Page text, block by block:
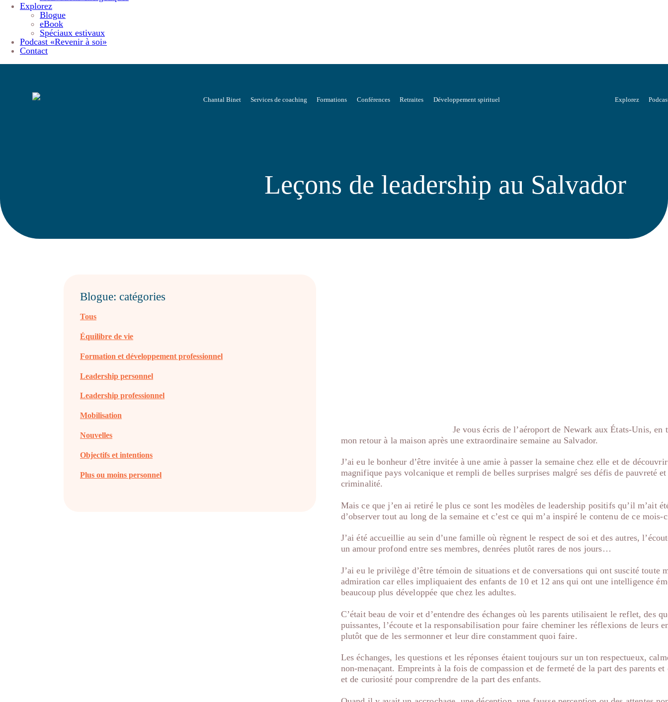
Explorez
Blogue
eBook
Spéciaux estivaux
Podcast «Revenir à soi»
Contact
Chantal Binet Services de coaching Formations Conférences Retraites Développement spirituel Explorez
Leçons de leadership au Salvador
Blogue: catégories
Tous
Équilibre de vie
Formation et développement professionnel
Leadership personnel
Leadership professionnel
Mobilisation
Nouvelles
Objectifs et intentions
Plus ou moins personnel
Je vous écris de l’aéroport de Newark aux États-Unis, en
mon retour à la maison après une extraordinaire semaine au Salvador.
J’ai eu le bonheur d’être invitée à une amie à passer la semaine chez elle et de
magnifique pays volcanique et rempli de belles surprises malgré ses défis de pauvreté et
criminalité.
Mais ce que j’en ai retiré le plus ce sont les modèles de leadership positifs qu’il m’ait
d’observer tout au long de la semaine et c’est ce qui m’a inspiré le contenu de ce mois-
J’ai été accueillie au sein d’une famille où règnent le respect de soi et des autres,
un amour profond entre ses membres, denrées plutôt rares de nos jours…
J’ai eu le privilège d’être témoin de situations et de conversations qui ont suscité toute
admiration car elles impliquaient des enfants de 10 et 12 ans qui ont une intelligence
beaucoup plus développée que chez les adultes.
C’était beau de voir et d’entendre des échanges où les parents utilisaient le reflet, des
puissantes, l’écoute et la responsabilisation pour faire cheminer les réflexions de leurs
plutôt que de les sermonner et leur dire constamment quoi faire.
Les échanges, les questions et les réponses étaient toujours sur un ton respectueux,
non-menaçant. Empreints à la fois de compassion et de fermeté de la part des parents et
et de curiosité pour comprendre de la part des enfants.